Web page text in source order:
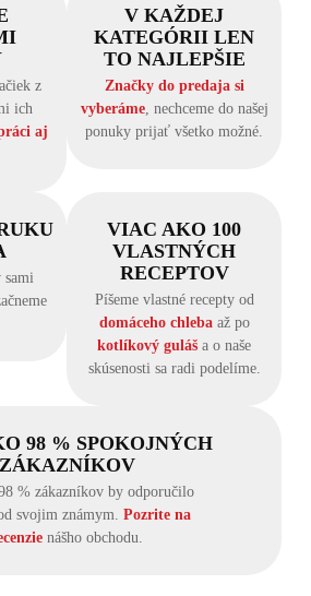
z
ich
aj
V KAŽDEJ
KATEGÓRII LEN
TO NAJLEPŠIE
Značky do predaja si
vyberáme, nechceme do našej
ponuky prijať všetko možné.
sami
VIAC AKO 100
VLASTNÝCH
RECEPTOV
Píšeme vlastné recepty od
domáceho chlebaaž po
kotlíkový guláš a o naše
skúsenosti sa radi podelíme.
98 % SPOKOJNÝCH
ZÁKAZNÍKOV
% zákazníkov by odporučilo
svojim známym. Pozrite na
nášho obchodu.